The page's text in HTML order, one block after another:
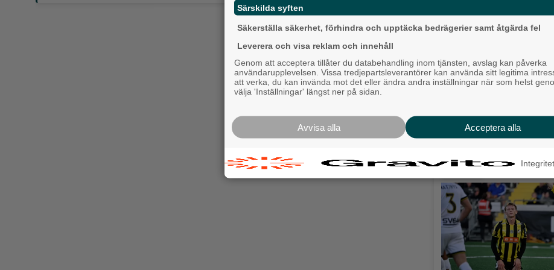
Backadagen
Bjöds på trummor,
Särskilda syften
Säkerställa säkerhet, förhindra och upptäcka bedrägerier samt åtgärda fel
Leverera och visa reklam och innehåll
Genom att acceptera tillåter du databehandling inom tjänsten, avslag kan påverka
användarupplevelsen. Vissa tredjepartsleverantörer kan använda sitt legitima
att verka, du kan invända mot det eller ändra andra inställningar när som helst
välja 'Inställningar' längst ner på sidan.
Acceptera alla
Avvisa alla